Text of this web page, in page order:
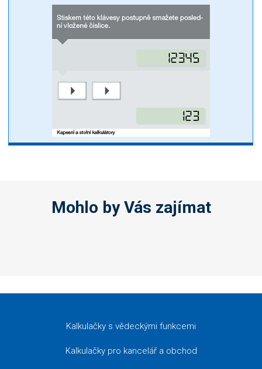
Mohlo by Vás zajímat
Kalkulačky s vědeckými funkcemi
Kalkulačky pro kancelář a obchod